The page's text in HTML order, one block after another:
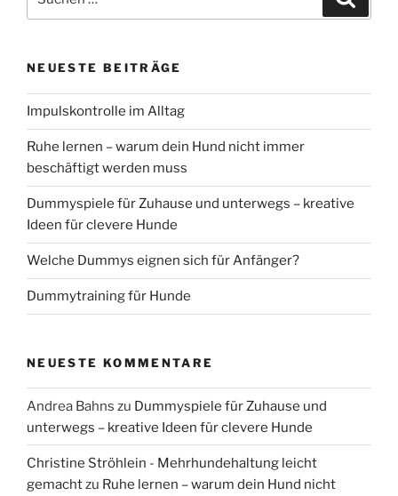
nach:
NEUESTE BEITRÄGE
Impulskontrolle im Alltag
Ruhe lernen – warum dein Hund nicht immer
beschäftigt werden muss
Dummyspiele für Zuhause und unterwegs – kreative
Ideen für clevere Hunde
Welche Dummys eignen sich für Anfänger?
Dummytraining für Hunde
NEUESTE KOMMENTARE
Andrea Bahns zu Dummyspiele für Zuhause und
unterwegs – kreative Ideen für clevere Hunde
Christine Ströhlein - Mehrhundehaltung leicht
gemachtzu Ruhe lernen – warum dein Hund nicht